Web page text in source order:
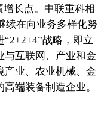
长点。中联重科相
续在向业务多样化努
战略，即立
与互联网、产业和金
产业、农业机械、金
端装备制造企业。